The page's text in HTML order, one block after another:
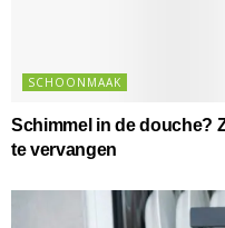
SCHOONMAAK
Schimmel in de douche?
te vervangen